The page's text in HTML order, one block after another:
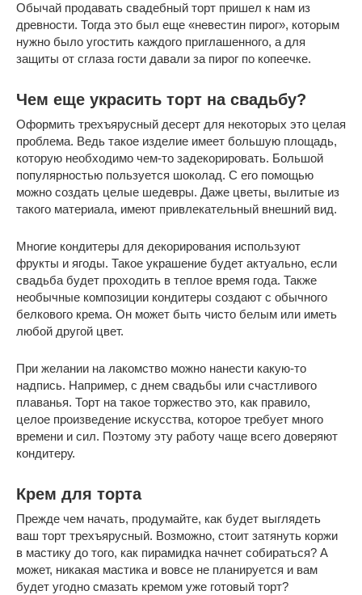
Обычай продавать свадебный торт пришел к нам из
древности. Тогда это был еще «невестин пирог», которым
нужно было угостить каждого приглашенного, а для
защиты от сглаза гости давали за пирог по копеечке.
Чем еще украсить торт на свадьбу?
Оформить трехъярусный десерт для некоторых это целая
проблема. Ведь такое изделие имеет большую площадь,
которую необходимо чем-то задекорировать. Большой
популярностью пользуется шоколад. С его помощью
можно создать целые шедевры. Даже цветы, вылитые из
такого материала, имеют привлекательный внешний вид.
Многие кондитеры для декорирования используют
фрукты и ягоды. Такое украшение будет актуально, если
свадьба будет проходить в теплое время года. Также
необычные композиции кондитеры создают с обычного
белкового крема. Он может быть чисто белым или иметь
любой другой цвет.
При желании на лакомство можно нанести какую-то
надпись. Например, с днем свадьбы или счастливого
плаванья. Торт на такое торжество это, как правило,
целое произведение искусства, которое требует много
времени и сил. Поэтому эту работу чаще всего доверяют
кондитеру.
Крем для торта
Прежде чем начать, продумайте, как будет выглядеть
ваш торт трехъярусный. Возможно, стоит затянуть коржи
в мастику до того, как пирамидка начнет собираться? А
может, никакая мастика и вовсе не планируется и вам
будет угодно смазать кремом уже готовый торт?